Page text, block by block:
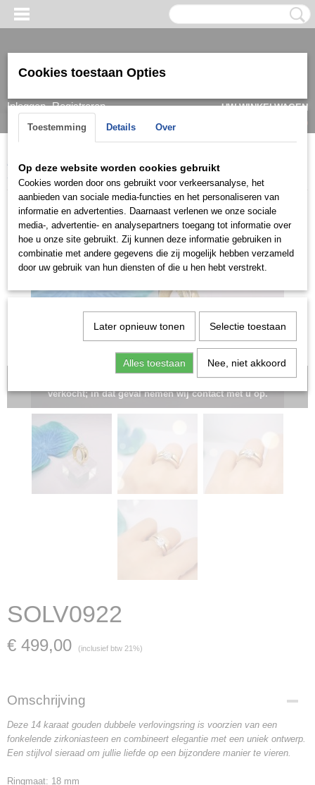
Inloggen Registreren
UW WINKELWAGEN
(0)
Home > > Verlovingsringen / Engagement
SOLV0922
Let op: het kan voorkomen dat het product onlangs in de zaak is
verkocht; in dat geval nemen wij contact met u op.
SOLV0922
€ 499,00 (inclusief btw 21%)
Omschrijving
Deze 14 karaat gouden dubbele verlovingsring is voorzien van een
fonkelende zirkoniasteen en combineert elegantie met een uniek ontwerp.
Een stijlvol sieraad om jullie liefde op een bijzondere manier te vieren.
Ringmaat: 18 mm
Cookies toestaan Opties
Toestemming Details Over
Op deze website worden cookies gebruikt
Cookies worden door ons gebruikt voor verkeersanalyse, het
aanbieden van sociale media-functies en het personaliseren van
informatie en advertenties. Daarnaast verlenen we onze sociale
media-, advertentie- en analysepartners toegang tot informatie over
hoe u onze site gebruikt. Zij kunnen deze informatie gebruiken in
combinatie met andere gegevens die zij mogelijk hebben verzameld
door uw gebruik van hun diensten of die u hen hebt verstrekt.
Later opnieuw tonen Selectie toestaan
Alles toestaan Nee, niet akkoord